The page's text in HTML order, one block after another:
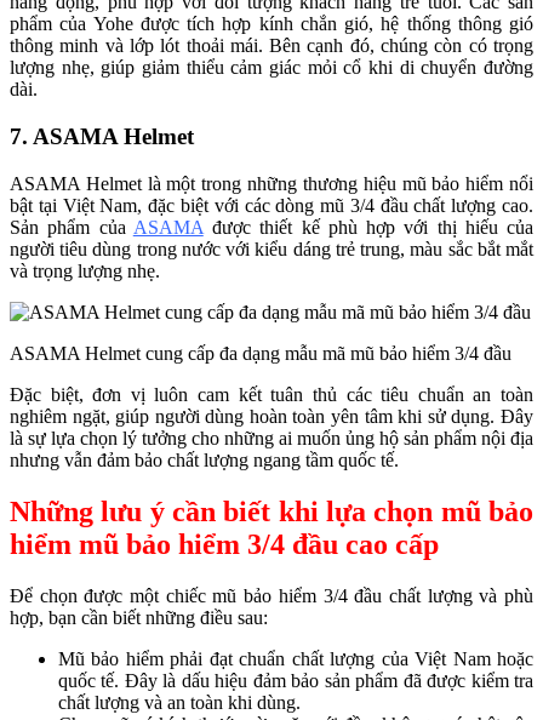
phẩm của Yohe được tích hợp kính chắn gió, hệ thống thông gió
thông minh và lớp lót thoải mái. Bên cạnh đó, chúng còn có trọng
lượng nhẹ, giúp giảm thiểu cảm giác mỏi cổ khi di chuyển đường
dài.
7. ASAMA Helmet
ASAMA Helmet là một trong những thương hiệu mũ bảo hiểm nổi
bật tại Việt Nam, đặc biệt với các dòng mũ 3/4 đầu chất lượng cao.
Sản phẩm của ASAMA được thiết kế phù hợp với thị hiếu của
người tiêu dùng trong nước với kiểu dáng trẻ trung, màu sắc bắt mắt
và trọng lượng nhẹ.
ASAMA Helmet cung cấp đa dạng mẫu mã mũ bảo hiểm 3/4 đầu
Đặc biệt, đơn vị luôn cam kết tuân thủ các tiêu chuẩn an toàn
nghiêm ngặt, giúp người dùng hoàn toàn yên tâm khi sử dụng. Đây
là sự lựa chọn lý tưởng cho những ai muốn ủng hộ sản phẩm nội địa
nhưng vẫn đảm bảo chất lượng ngang tầm quốc tế.
Những lưu ý cần biết khi lựa chọn mũ bảo
hiểm mũ bảo hiểm 3/4 đầu cao cấp
Để chọn được một chiếc mũ bảo hiểm 3/4 đầu chất lượng và phù
hợp, bạn cần biết những điều sau:
Mũ bảo hiểm phải đạt chuẩn chất lượng của Việt Nam hoặc
quốc tế. Đây là dấu hiệu đảm bảo sản phẩm đã được kiểm tra
chất lượng và an toàn khi dùng.